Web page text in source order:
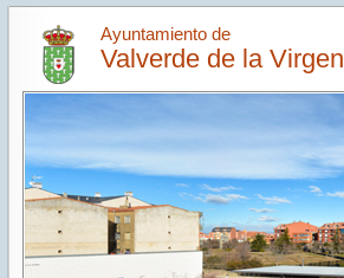
Ayuntamiento de
Valverde de la Virgen